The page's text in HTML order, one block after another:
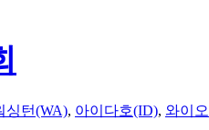
싱턴(WA), 아이다호(ID), 와이